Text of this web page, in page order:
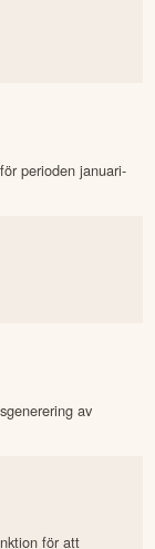
perioden januari-
av
för att